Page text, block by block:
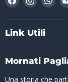
Facebook
Link Utili
Mornati
Una storia che